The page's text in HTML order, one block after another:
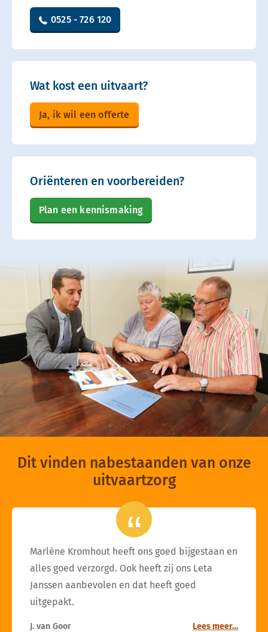
0525 - 726 120
Wat kost een uitvaart?
Ja, ik wil een offerte
Oriënteren en voorbereiden?
Plan een kennismaking
Dit vinden nabestaanden van onze
uitvaartzorg
Marlène Kromhout heeft ons goed bijgestaan en
alles goed verzorgd. Ook heeft zij ons Leta
Janssen aanbevolen en dat heeft goed
uitgepakt.
J. van Goor Lees meer…